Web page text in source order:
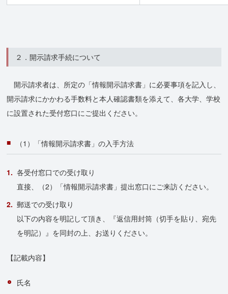
２．開示請求手続について
開示請求者は、所定の「情報開示請求書」に必要事項を記入し、
開示請求にかかわる手数料と本人確認書類を添えて、各大学、学校
に設置された受付窓口にご提出ください。
（1）「情報開示請求書」の入手方法
各受付窓口での受け取り
直接、（2）「情報開示請求書」提出窓口にご来訪ください。
郵送での受け取り
以下の内容を明記して頂き、『返信用封筒（切手を貼り、宛先
を明記）』を同封の上、お送りください。
【記載内容】
氏名